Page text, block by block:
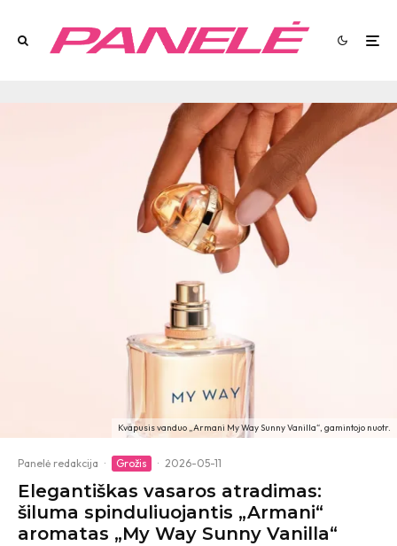
Kvapusis vanduo „Armani My Way Sunny Vanilla“, gamintojo nuotr.
Panelė redakcija · Grožis · 2026-05-11
Elegantiškas vasaros atradimas:
šiluma spinduliuojantis „Armani“
aromatas „My Way Sunny Vanilla“